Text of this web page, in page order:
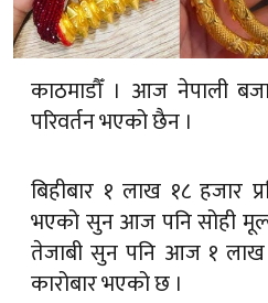
काठमाडौँ । आज नेपाली
परिवर्तन भएको छैन ।
बिहीबार १ लाख १८ हजार
तेजाबी सुन पनि आज १ लाख
कारोबार भएको छ ।
चाँदीको मूल्यमा पनि कुनै